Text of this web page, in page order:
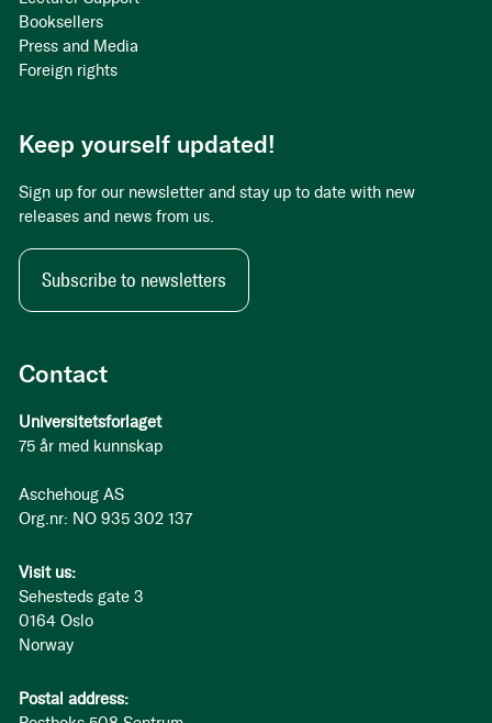
Contact
Universitetsforlaget
75 år med kunnskap
Aschehoug AS
Org.nr: NO 935 302 137
Visit us:
Sehesteds gate 3
0164 Oslo
Norway
Postal address:
Booksellers
Press and Media
Foreign rights
Keep yourself updated!
Sign up for our newsletter and stay up to date with new
releases and news from us.
Subscribe to newsletters